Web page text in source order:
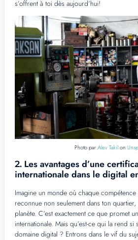
s’offrent à toi dès aujourd’hui!
Photo parAlev Takilon
2. Les avantages d’une
internationale dans le digital
Imagine un monde où chaque
reconnue non seulement dans ton
planète. C’est exactement ce que promet
internationale. Mais qu’est-ce qui la rend
domaine digital ? Entrons dans le vif du